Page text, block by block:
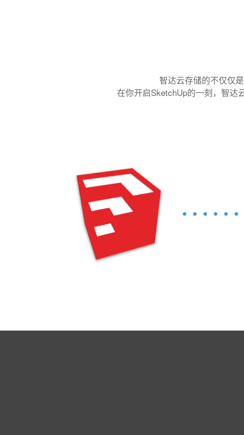
智达云存储的不仅仅
在你开启SketchUp的一刻，智达